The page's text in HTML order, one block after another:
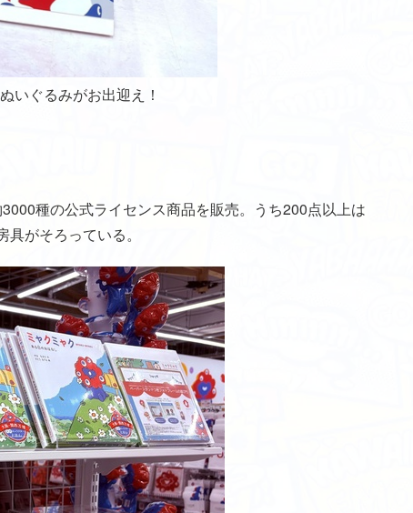
いぐるみがお出迎え！
種の公式ライセンス商品を販売。うち200点以上は
がそろっている。